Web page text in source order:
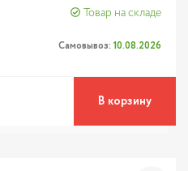
Товар на складе
Самовывоз: 10.08.2026
В корзину